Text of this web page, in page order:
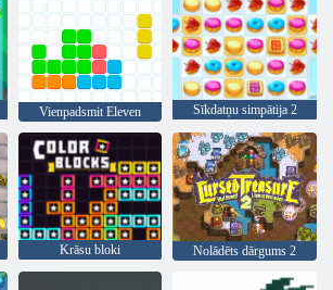
Vienpadsmit Eleven Sīkdatņu simpātija 2
Krāsu bloki Nolādēts dārgums 2